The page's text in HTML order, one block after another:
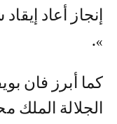
إنجاز أعاد
».
كما أبرز فان
الجلالة الملك